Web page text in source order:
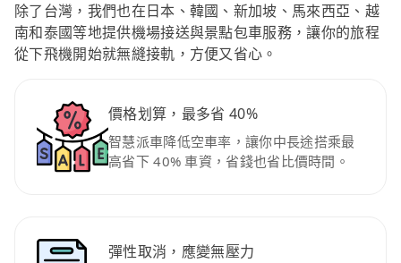
除了台灣，我們也在日本、韓國、新加坡、馬來西亞、越
南和泰國等地提供機場接送與景點包車服務，讓你的旅程
從下飛機開始就無縫接軌，方便又省心。
價格划算，最多省 40%
智慧派車降低空車率，讓你中長途搭乘最
高省下 40% 車資，省錢也省比價時間。
彈性取消，應變無壓力